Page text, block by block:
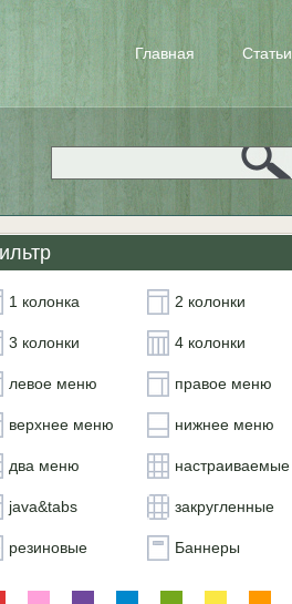
Главная Статьи
1 колонка 2 колонки
3 колонки 4 колонки
левое меню правое меню
верхнее меню нижнее меню
два меню настраиваемые
java&tabs закругленные
резиновые Баннеры